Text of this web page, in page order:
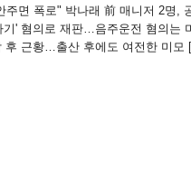
로그
주면 폭로" 박나래 前 매니저 2명,
기' 혐의로 재판…음주운전 혐의는
후 근황…출산 후에도 여전한 미모